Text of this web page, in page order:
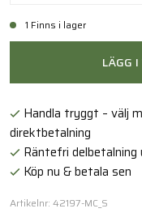
1 Finns i lager
LÄGG
Handla tryggt – välj
direktbetalning
Räntefri delbetalning
Köp nu & betala sen
Artikelnr: 42197-MC_S